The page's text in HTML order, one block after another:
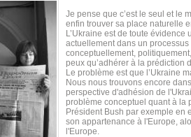
Je pense que c’est le seul et le
enfin trouver sa place naturelle
L’Ukraine est de toute
actuellement dans un
conceptuellement,
peux qu’adhérer à la prédiction
Le problème est que l’Ukraine
Nous nous trouvons encore
perspective d'adhésion de
problème conceptuel quant à la
Président Bush par exemple
son appartenance à l'Europe,
l'Europe.